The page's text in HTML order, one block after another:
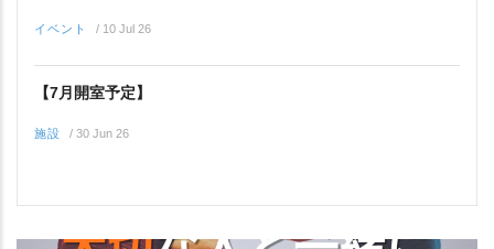
イベント / 10 Jul 26
【7月開室予定】
施設 / 30 Jun 26